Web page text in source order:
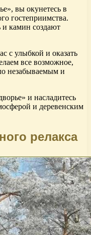
вы окунетесь в
гостеприимства.
и камин создают
с улыбкой и оказать
все возможное,
незабываемым и
и насладитесь
и деревенским
релакса